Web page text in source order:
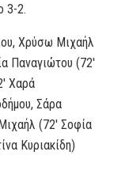
3-2.
Χρύσω Μιχαήλ
Παναγιώτου (72′
Χαρά
Σάρα
(72′ Σοφία
Κυριακίδη)